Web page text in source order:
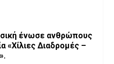
ένωσε ανθρώπους
«Χίλιες Διαδρομές –